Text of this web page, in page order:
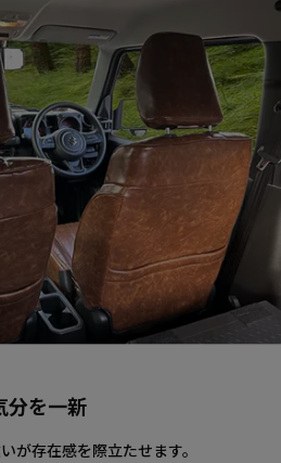
分を一新
が存在感を際立たせます。